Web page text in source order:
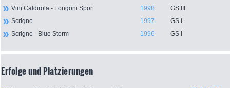
Vini Caldirola - Longoni Sport
1998
GS III
Scrigno
1997
GS I
Scrigno - Blue Storm
1996 GS I
Erfolge und Platzierungen